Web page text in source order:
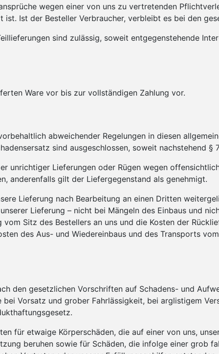
wegen einer von uns zu vertretenden
Ist der Besteller Verbraucher, verbleibt es bei den
sind zulässig, soweit entgegenstehende
Ware vor bis zur vollständigen Zahlung vor.
abweichender Regelungen in diesen
sind ausgeschlossen, soweit nachstehend §
unrichtiger Lieferungen oder Rügen wegen
anderenfalls gilt der Liefergegenstand als genehmigt.
Lieferung nach Bearbeitung an einen Dritten
Lieferung – nicht bei Mängeln des Einbaus und
Sitz des Bestellers an uns und die Kosten der
des Aus- und Wiedereinbaus und des Transports
den gesetzlichen Vorschriften auf Schadens- und
Vorsatz und grober Fahrlässigkeit, bei arglistigem
für etwaige Körperschäden, die auf einer von uns,
beruhen sowie für Schäden, die infolge einer grob